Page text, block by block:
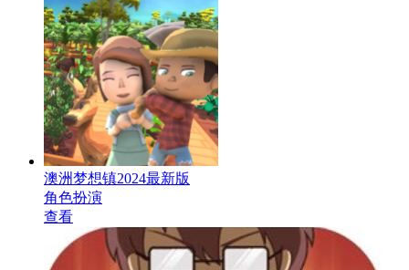
澳洲梦想镇2024最新版
角色扮演
查看